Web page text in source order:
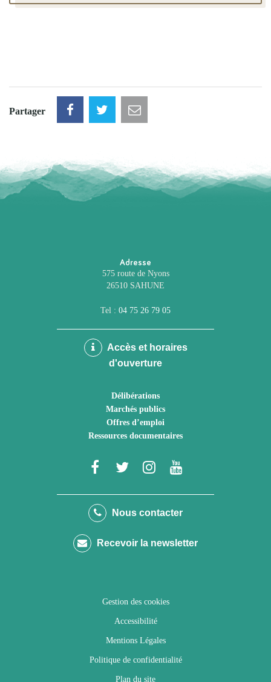
Partager
Adresse
575 route de Nyons
26510 SAHUNE
Tel : 04 75 26 79 05
Accès et horaires
d'ouverture
Délibérations
Marchés publics
Offres d’emploi
Ressources documentaires
Lien
le
Facebook
Lien
le
Twitter
Lien
le
Instagram
Youtube
Nous contacter
Recevoir la newsletter
Gestion des cookies
Accessibilité
Mentions Légales
Politique de confidentialité
Plan du site